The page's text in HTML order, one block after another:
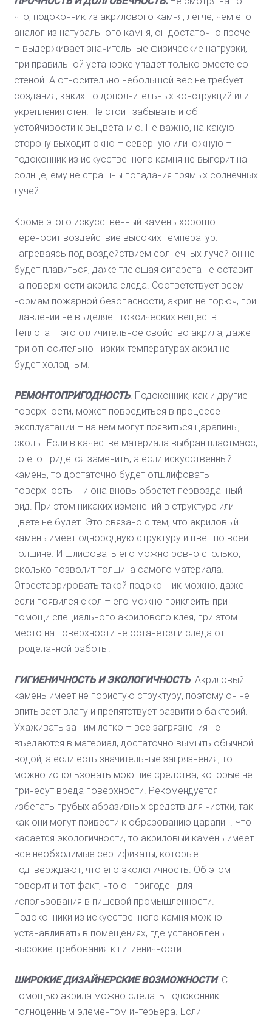
что, подоконник из акрилового камня, легче, чем его
аналог из натурального камня, он достаточно прочен
– выдерживает значительные физические нагрузки,
при правильной установке упадет только вместе со
стеной. А относительно небольшой вес не требует
создания, каких-то дополнительных конструкций или
укрепления стен. Не стоит забывать и об
устойчивости к выцветанию. Не важно, на какую
сторону выходит окно – северную или южную –
подоконник из искусственного камня не выгорит на
солнце, ему не страшны попадания прямых солнечных
лучей.
Кроме этого искусственный камень хорошо
переносит воздействие высоких температур:
нагреваясь под воздействием солнечных лучей он не
будет плавиться, даже тлеющая сигарета не оставит
на поверхности акрила следа. Соответствует всем
нормам пожарной безопасности, акрил не горюч, при
плавлении не выделяет токсических веществ.
Теплота – это отличительное свойство акрила, даже
при относительно низких температурах акрил не
будет холодным.
РЕМОНТОПРИГОДНОСТЬ. Подоконник, как и другие
поверхности, может повредиться в процессе
эксплуатации – на нем могут появиться царапины,
сколы. Если в качестве материала выбран пластмасс,
то его придется заменить, а если искусственный
камень, то достаточно будет отшлифовать
поверхность – и она вновь обретет первозданный
вид. При этом никаких изменений в структуре или
цвете не будет. Это связано с тем, что акриловый
камень имеет однородную структуру и цвет по всей
толщине. И шлифовать его можно ровно столько,
сколько позволит толщина самого материала.
Отреставрировать такой подоконник можно, даже
если появился скол – его можно приклеить при
помощи специального акрилового клея, при этом
место на поверхности не останется и следа от
проделанной работы.
ГИГИЕНИЧНОСТЬ И ЭКОЛОГИЧНОСТЬ. Акриловый
камень имеет не пористую структуру, поэтому он не
впитывает влагу и препятствует развитию бактерий.
Ухаживать за ним легко – все загрязнения не
въедаются в материал, достаточно вымыть обычной
водой, а если есть значительные загрязнения, то
можно использовать моющие средства, которые не
принесут вреда поверхности. Рекомендуется
избегать грубых абразивных средств для чистки, так
как они могут привести к образованию царапин. Что
касается экологичности, то акриловый камень имеет
все необходимые сертификаты, которые
подтверждают, что его экологичность. Об этом
говорит и тот факт, что он пригоден для
использования в пищевой промышленности.
Подоконники из искусственного камня можно
устанавливать в помещениях, где установлены
высокие требования к гигиеничности.
ШИРОКИЕ ДИЗАЙНЕРСКИЕ ВОЗМОЖНОСТИ. С
помощью акрила можно сделать подоконник
полноценным элементом интерьера. Если